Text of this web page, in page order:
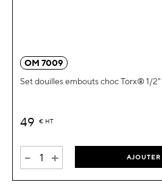
OM 7009
Set douilles embouts choc Torx® 1/
49 € HT
- + AJOUTER